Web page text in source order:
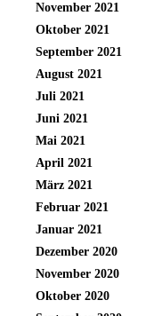
November 2021
Oktober 2021
September 2021
August 2021
Juli 2021
Juni 2021
Mai 2021
April 2021
März 2021
Februar 2021
Januar 2021
Dezember 2020
November 2020
Oktober 2020